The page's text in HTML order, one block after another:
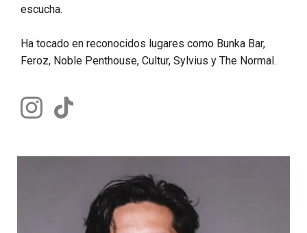
escucha.
Ha tocado en reconocidos lugares como Bunka Bar,
Feroz, Noble Penthouse, Cultur, Sylvius y The Normal.